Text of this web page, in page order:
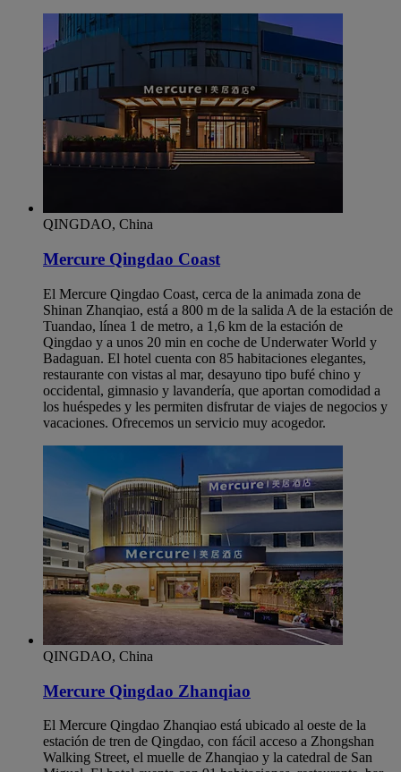
QINGDAO, China
Mercure Qingdao Coast
El Mercure Qingdao Coast, cerca de la animada zona de
Shinan Zhanqiao, está a 800 m de la salida A de la estación de
Tuandao, línea 1 de metro, a 1,6 km de la estación de
Qingdao y a unos 20 min en coche de Underwater World y
Badaguan. El hotel cuenta con 85 habitaciones elegantes,
restaurante con vistas al mar, desayuno tipo bufé chino y
occidental, gimnasio y lavandería, que aportan comodidad a
los huéspedes y les permiten disfrutar de viajes de negocios y
vacaciones. Ofrecemos un servicio muy acogedor.
QINGDAO, China
Mercure Qingdao Zhanqiao
El Mercure Qingdao Zhanqiao está ubicado al oeste de la
estación de tren de Qingdao, con fácil acceso a Zhongshan
Walking Street, el muelle de Zhanqiao y la catedral de San